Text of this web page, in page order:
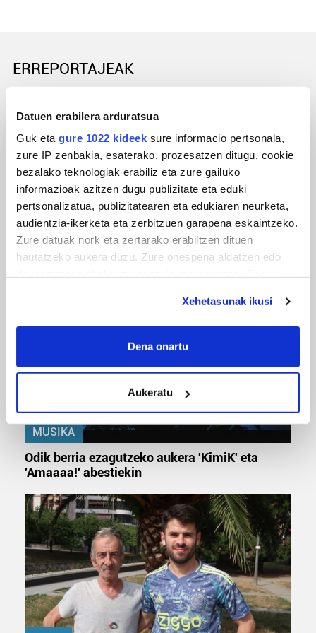
Datuen erabilera arduratsua
Guk eta gure 1022 kideek sure informacio pertsonala,
zure IP zenbakia, esaterako, prozesatzen ditugu, cookie
bezalako teknologiak erabiliz eta zure gailuko
informazioak azitzen dugu publizitate eta eduki
pertsonalizatua, publizitatearen eta edukiaren neurketa,
audientzia-ikerketa eta zerbitzuen garapena eskaintzeko.
Zure datuak nork eta zertarako erabiltzen dituen
hautatzeko aukera duzu. Zure onespena aldatzen edo
If you allow, we would also like to:
Collect information about your geographical
Identify your device by actively scanning it for
specific characteristics (fingerprinting)
Find out more about how your personal data is processed
prozesatzen ditugu, zure IP zenbakia, besteak beste,
teknologia erabiliz, cookieak adibidez, iragarki eta eduki
pertsonalizatuak eskaintzeko, iragarkiak eta edukia
neurtzeko, jendeari buruzko informazioa biltzeko eta
produktuak garatzeko. Zure datuak nork eta zertarako
erabiltzen dituen hauta dezakezu.
Bazkide batzuek ez dizute baimenik eskatzen, eta beren
Xehetasunak ikusi
Dena onartu
Aukeratu
ERREPORTAJEAK
URBIAKO FESTA
Urbiako zelaiak erromeria leku
MUSIKA
Odik berria ezagutzeko aukera 'KimiK' eta
'Amaaaa!' abestiekin